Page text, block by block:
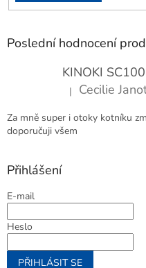
Poslední hodnocení
Hodnocení
| Cecilie
Za mně super i otoky kotníku
doporučuji všem
Přihlášení
E-mail
Heslo
PŘIHLÁSIT SE